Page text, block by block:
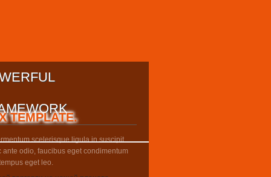
scelerisque ligula in suscipit.
ante odio, faucibus eget condimentum
eget leo.
TEMPLATE.